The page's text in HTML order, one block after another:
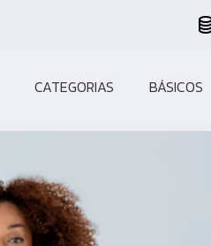
CATEGORIAS BÁSICOS